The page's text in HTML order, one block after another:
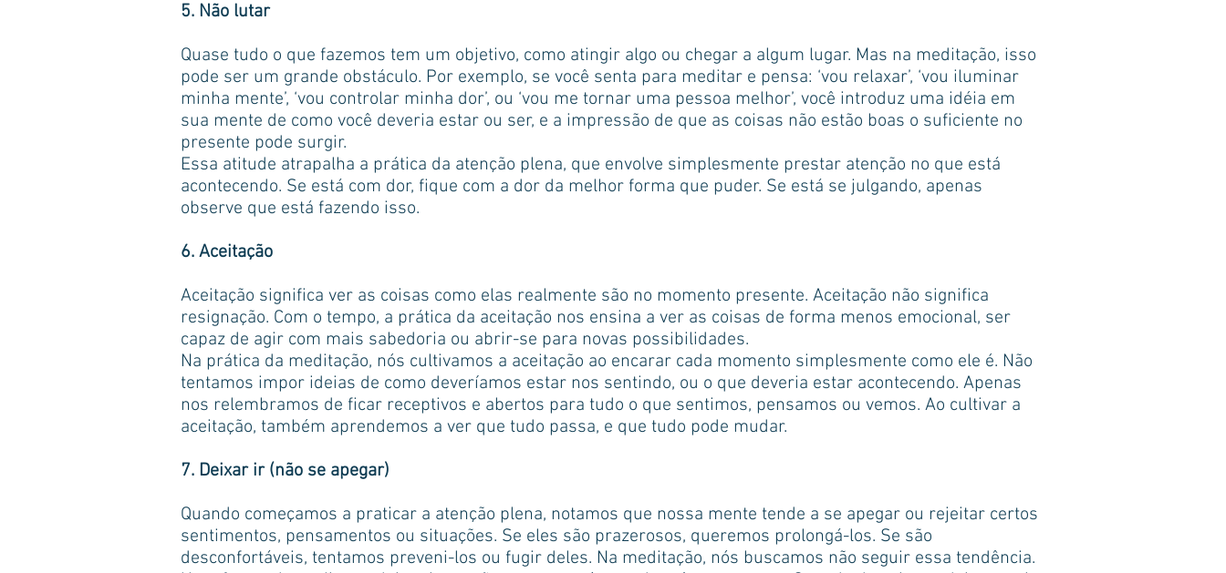
5. Não lutar
Quase tudo o que fazemos tem um objetivo, como atingir algo ou chegar a algum lugar. Mas na meditação, isso
pode ser um grande obstáculo. Por exemplo, se você senta para meditar e pensa: ‘vou relaxar’, ‘vou iluminar
minha mente’, ‘vou controlar minha dor’, ou ‘vou me tornar uma pessoa melhor’, você introduz uma idéia em
sua mente de como você deveria estar ou ser, e a impressão de que as coisas não estão boas o suficiente no
presente pode surgir.
Essa atitude atrapalha a prática da atenção plena, que envolve simplesmente prestar atenção no que está
acontecendo. Se está com dor, fique com a dor da melhor forma que puder. Se está se julgando, apenas
observe que está fazendo isso.
6. Aceitação
Aceitação significa ver as coisas como elas realmente são no momento presente. Aceitação não significa
resignação. Com o tempo, a prática da aceitação nos ensina a ver as coisas de forma menos emocional, ser
capaz de agir com mais sabedoria ou abrir-se para novas possibilidades.
Na prática da meditação, nós cultivamos a aceitação ao encarar cada momento simplesmente como ele é. Não
tentamos impor ideias de como deveríamos estar nos sentindo, ou o que deveria estar acontecendo. Apenas
nos relembramos de ficar receptivos e abertos para tudo o que sentimos, pensamos ou vemos. Ao cultivar a
aceitação, também aprendemos a ver que tudo passa, e que tudo pode mudar.
7. Deixar ir (não se apegar)
Quando começamos a praticar a atenção plena, notamos que nossa mente tende a se apegar ou rejeitar certos
sentimentos, pensamentos ou situações. Se eles são prazerosos, queremos prolongá-los. Se são
desconfortáveis, tentamos preveni-los ou fugir deles. Na meditação, nós buscamos não seguir essa tendência.